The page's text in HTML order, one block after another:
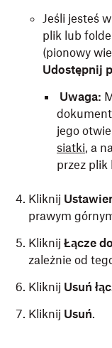
Jeśli jesteś
plik lub
(pionowy
Udostępnij
Uwaga:
jego
siatki, a
przez plik
Kliknij
prawym
Kliknij Łącze
zależnie od
Kliknij Usuń
Kliknij Usuń.